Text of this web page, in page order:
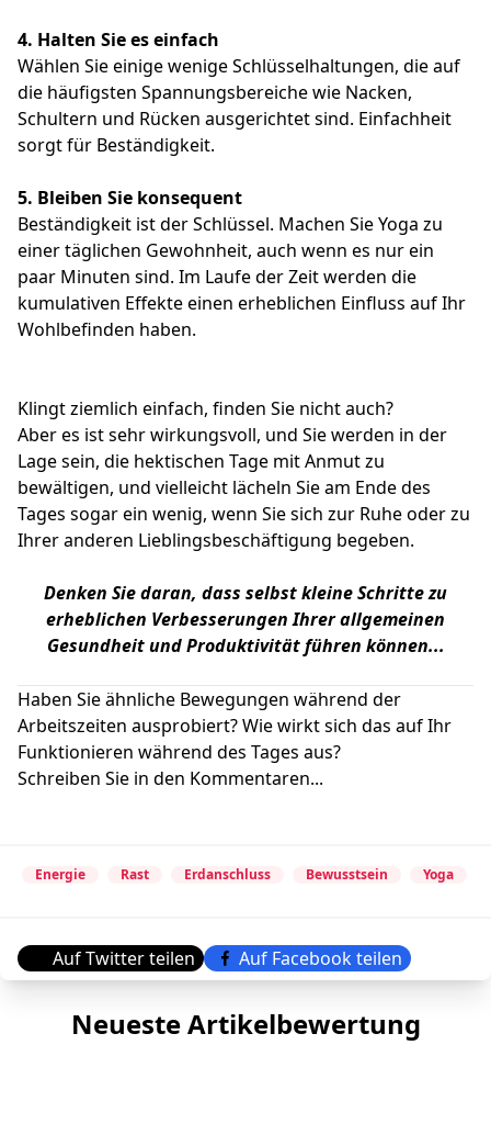
4. Halten Sie es einfach
Wählen Sie einige wenige Schlüsselhaltungen, die auf
die häufigsten Spannungsbereiche wie Nacken,
Schultern und Rücken ausgerichtet sind. Einfachheit
sorgt für Beständigkeit.
5. Bleiben Sie konsequent
Beständigkeit ist der Schlüssel. Machen Sie Yoga zu
einer täglichen Gewohnheit, auch wenn es nur ein
paar Minuten sind. Im Laufe der Zeit werden die
kumulativen Effekte einen erheblichen Einfluss auf Ihr
Wohlbefinden haben.
Klingt ziemlich einfach, finden Sie nicht auch?
Aber es ist sehr wirkungsvoll, und Sie werden in der
Lage sein, die hektischen Tage mit Anmut zu
bewältigen, und vielleicht lächeln Sie am Ende des
Tages sogar ein wenig, wenn Sie sich zur Ruhe oder zu
Ihrer anderen Lieblingsbeschäftigung begeben.
Denken Sie daran, dass selbst kleine Schritte zu
erheblichen Verbesserungen Ihrer allgemeinen
Gesundheit und Produktivität führen können...
Haben Sie ähnliche Bewegungen während der
Arbeitszeiten ausprobiert? Wie wirkt sich das auf Ihr
Funktionieren während des Tages aus?
Schreiben Sie in den Kommentaren...
Energie Rast Erdanschluss Bewusstsein Yoga
Auf Twitter teilen Auf Facebook teilen
Neueste Artikelbewertung